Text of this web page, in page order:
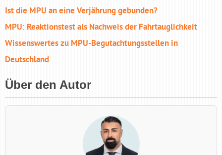
Ist die MPU an eine Verjährung gebunden?
MPU: Reaktionstest als Nachweis der Fahrtauglichkeit
Wissenswertes zu MPU-Begutachtungs­stellen in
Deutschland
Über den Autor